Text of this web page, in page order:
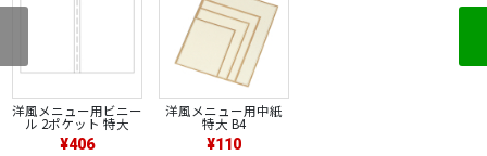
洋風メニュー用ビニー
ル 2ポケット 特大
¥406
洋風メニュー用中紙
特大 B4
¥110